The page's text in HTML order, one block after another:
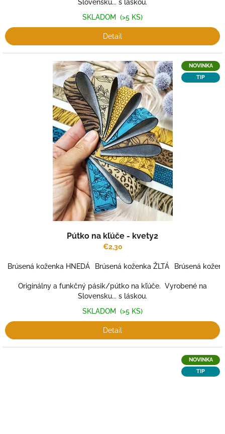
Slovensku... s láskou.
SKLADOM (>5 KS)
Detail
NOVINKA
TIP
Pútko na kľúče - kvety2
€2,30
Brúsená koženka HNEDÁ Brúsená koženka ŽLTÁ Brúsená
Originálny a funkčný pásik/pútko na kľúče. Vyrobené na
Slovensku... s láskou.
SKLADOM (>5 KS)
Detail
NOVINKA
TIP